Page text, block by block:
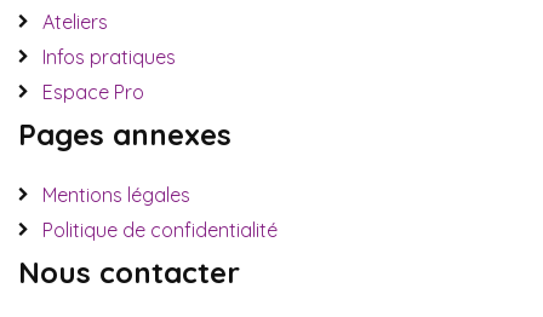
Ateliers
Infos pratiques
Espace Pro
Pages annexes
Mentions légales
Politique de confidentialité
Nous contacter